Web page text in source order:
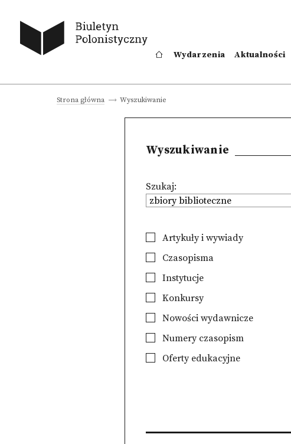
Wydarzenia Aktualności
Strona główna Wyszukiwanie
Wyszukiwanie
Szukaj:
Artykuły i wywiady
Czasopisma
Instytucje
Konkursy
Nowości wydawnicze
Numery czasopism
Oferty edukacyjne